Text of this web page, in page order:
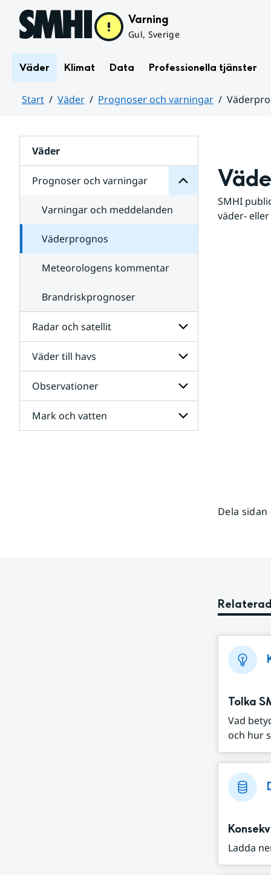
Hoppa till sidans innehåll Varning
Gul, Sverige
Väder Klimat Data Professionella tjänster
Start Väder Prognoser och varningar
Väder
Prognoser och varningar
för
varningar
Varningar och meddelanden
Väderprognos
Meteorologens kommentar
Brandriskprognoser
Radar och satellit
Undersidor
för
Radar
och
satellit
Väder till havs
Undersidor
för
Väder
till
havs
Observationer
Undersidor
för
Mark och vatten
SMHI
väder-
Dela sidan
Tolka
Vad
och hur
Ladda